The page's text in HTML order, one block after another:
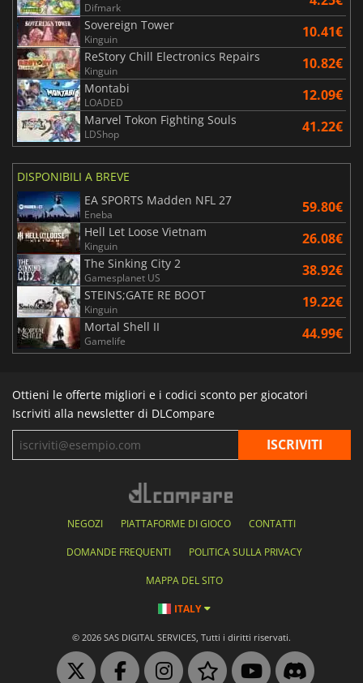
Difmark
Sovereign Tower
Kinguin 10.41€
ReStory Chill Electronics Repairs
Kinguin 10.82€
Montabi
LOADED 12.09€
Marvel Tokon Fighting Souls
LDShop 41.22€
DISPONIBILI A BREVE
EA SPORTS Madden NFL 27
Eneba 59.80€
Hell Let Loose Vietnam
Kinguin 26.08€
The Sinking City 2
Gamesplanet US 38.92€
STEINS;GATE RE BOOT
Kinguin 19.22€
Mortal Shell II
Gamelife 44.99€
Ottieni le offerte migliori e i codici sconto per giocatori
Iscriviti alla newsletter di DLCompare
NEGOZI PIATTAFORME DI GIOCO CONTATTI
DOMANDE FREQUENTI POLITICA SULLA PRIVACY
MAPPA DEL SITO
ITALY
© 2026 SAS DIGITAL SERVICES, Tutti i diritti riservati.